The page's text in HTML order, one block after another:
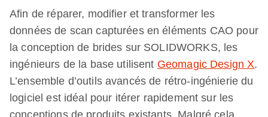
Afin de réparer, modifier et transformer les
données de scan capturées en éléments CAO pour
la conception de brides sur SOLIDWORKS, les
ingénieurs de la base utilisent Geomagic Design X.
L’ensemble d’outils avancés de rétro-ingénierie du
logiciel est idéal pour itérer rapidement sur les
conceptions de produits existants. Malgré cela,